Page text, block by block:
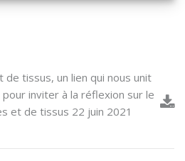
de tissus, un lien qui nous unit
inviter à la réflexion sur le
et de tissus 22 juin 2021